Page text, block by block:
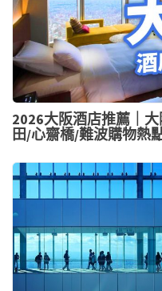
2026大阪酒店推薦｜
田/心齋橋/難波購物熱